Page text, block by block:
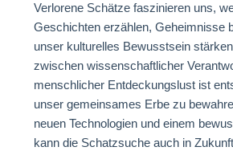
Verlorene Schätze faszinieren uns,
Geschichten erzählen, Geheimnisse
unser kulturelles Bewusstsein
zwischen wissenschaftlicher
menschlicher Entdeckungslust ist
unser gemeinsames Erbe zu
neuen Technologien und einem
kann die Schatzsuche auch in